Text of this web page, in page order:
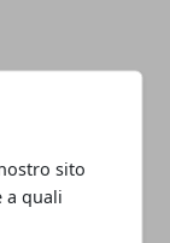
sito
a quali